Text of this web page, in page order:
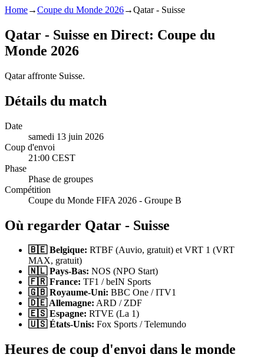
Home→Coupe du Monde 2026→Qatar - Suisse
Qatar - Suisse en Direct: Coupe du
Monde 2026
Qatar affronte Suisse.
Détails du match
Date
samedi 13 juin 2026
Coup d'envoi
21:00 CEST
Phase
Phase de groupes
Compétition
Coupe du Monde FIFA 2026 - Groupe B
Où regarder Qatar - Suisse
🇧🇪 Belgique: RTBF (Auvio, gratuit) et VRT 1 (VRT
MAX, gratuit)
🇳🇱 Pays-Bas: NOS (NPO Start)
🇫🇷 France: TF1 / beIN Sports
🇬🇧 Royaume-Uni: BBC One / ITV1
🇩🇪 Allemagne: ARD / ZDF
🇪🇸 Espagne: RTVE (La 1)
🇺🇸 États-Unis: Fox Sports / Telemundo
Heures de coup d'envoi dans le monde